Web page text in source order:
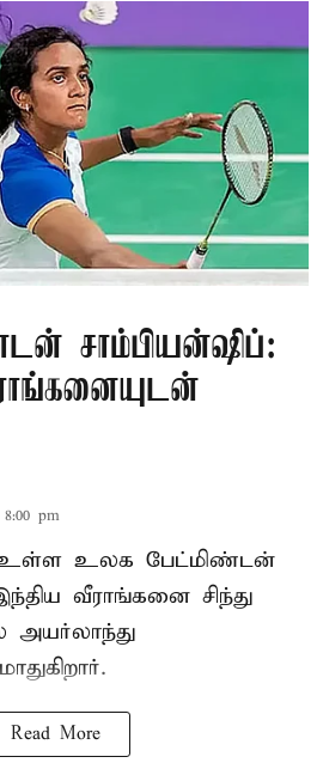
சாம்பியன்ஷிப்:
pm
உள்ள உலக பேட்மிண்டன்
வீராங்கனை சிந்து
அயர்லாந்து
Read More